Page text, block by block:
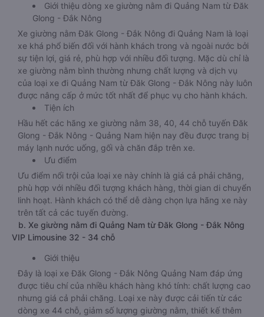
Giới thiệu dòng xe giường nằm đi Quảng Nam từ Đăk
Glong - Đắk Nông
Xe giường nằm Đăk Glong - Đắk Nông đi Quảng Nam là loại
xe khá phổ biến đối với hành khách trong và ngoài nước bởi
sự tiện lợi, giá rẻ, phù hợp với nhiều đối tượng. Mặc dù chỉ là
xe giường nằm bình thường nhưng chất lượng và dịch vụ
của loại xe đi Quảng Nam từ Đăk Glong - Đắk Nông này luôn
được nâng cấp ở mức tốt nhất để phục vụ cho hành khách.
Tiện ích
Hầu hết các hãng xe giường nằm 38, 40, 44 chỗ tuyến Đăk
Glong - Đắk Nông - Quảng Nam hiện nay đều được trang bị
máy lạnh nước uống, gối và chăn đắp trên xe.
Ưu điểm
Ưu điểm nổi trội của loại xe này chính là giá cả phải chăng,
phù hợp với nhiều đối tượng khách hàng, thời gian di chuyển
linh hoạt. Hành khách có thể dễ dàng chọn lựa hãng xe này
trên tất cả các tuyến đường.
b. Xe giường nằm đi Quảng Nam từ Đăk Glong - Đắk Nông
VIP Limousine 32 - 34 chỗ
Giới thiệu
Đây là loại xe Đăk Glong - Đắk Nông Quảng Nam đáp ứng
được tiêu chí của nhiều khách hàng khó tính: chất lượng cao
nhưng giá cả phải chăng. Loại xe này được cải tiến từ các
dòng xe 44 chỗ, giảm số lượng giường nằm, thiết kế thêm